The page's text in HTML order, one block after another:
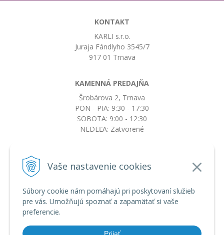
Vaše nastavenie cookies
Súbory cookie nám pomáhajú pri poskytovaní služieb
pre vás. Umožňujú spoznať a zapamätať si vaše
preferencie.
KONTAKT
KARLI s.r.o.
Juraja Fándlyho 3545/7
917 01 Trnava
KAMENNÁ PREDAJŇA
Šrobárova 2, Trnava
PON - PIA: 9:30 - 17:30
SOBOTA: 9:00 - 12:30
NEDEĽA: Zatvorené
objednavky@botkydorobotky.sk
VŠETKO O NÁKUPE
Ochrana osobných údajov